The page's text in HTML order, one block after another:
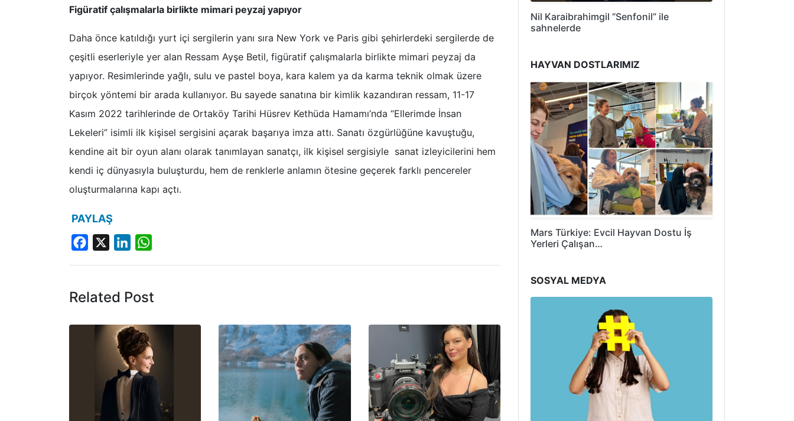
Figüratif çalışmalarla birlikte mimari peyzaj yapıyor
Daha önce katıldığı yurt içi sergilerin yanı sıra New York ve Paris gibi şehirlerdeki sergilerde de
çeşitli eserleriyle yer alan Ressam Ayşe Betil, figüratif çalışmalarla birlikte mimari peyzaj da
yapıyor. Resimlerinde yağlı, sulu ve pastel boya, kara kalem ya da karma teknik olmak üzere
birçok yöntemi bir arada kullanıyor. Bu sayede sanatına bir kimlik kazandıran ressam, 11-17
Kasım 2022 tarihlerinde de Ortaköy Tarihi Hüsrev Kethüda Hamamı’nda “Ellerimde İnsan
Lekeleri” isimli ilk kişisel sergisini açarak başarıya imza attı. Sanatı özgürlüğüne kavuştuğu,
kendine ait bir oyun alanı olarak tanımlayan sanatçı, ilk kişisel sergisiyle sanat izleyicilerini hem
kendi iç dünyasıyla buluşturdu, hem de renklerle anlamın ötesine geçerek farklı pencereler
oluşturmalarına kapı açtı.
PAYLAŞ
Facebook LinkedIn
Related Post
Nil Karaibrahimgil “Senfonil” ile
sahnelerde
HAYVAN DOSTLARIMIZ
Mars Türkiye: Evcil Hayvan Dostu İş
Yerleri Çalışan…
SOSYAL MEDYA